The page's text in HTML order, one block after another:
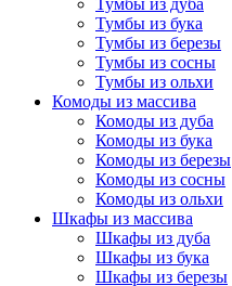
Тумбы из дуба
Тумбы из бука
Тумбы из березы
Тумбы из сосны
Тумбы из ольхи
Комоды из массива
Комоды из дуба
Комоды из бука
Комоды из березы
Комоды из сосны
Комоды из ольхи
Шкафы из массива
Шкафы из дуба
Шкафы из бука
Шкафы из березы